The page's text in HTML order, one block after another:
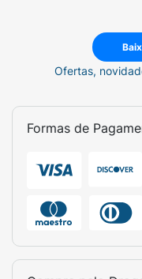
S.O.S
Hidratantes.
Curvaturas
(Guanidina).
Ofertas,
Formas de